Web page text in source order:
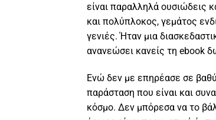
είναι παραλληλά ουσιώδεις
και πολύπλοκος, γεμάτος
γενιές. Ήταν μια
ανανεώσει κανείς τη ebook
Ενώ δεν με επηρέασε σε
παράσταση που είναι και
κόσμο. Δεν μπόρεσα να το